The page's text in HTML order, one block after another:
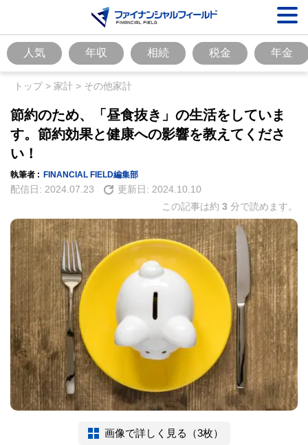
人気 年収 相続 税金 年金
トップ> 家計 > その他家計
節約のため、「昼食抜き」の生活をしていま
す。節約効果と健康への影響を教えてくださ
い！
執筆者 : FINANCIAL FIELD編集部
配信日: 2024.07.23 更新日: 2024.10.10
この記事は約 3 分で読めます。
画像で詳しく見る（3枚）